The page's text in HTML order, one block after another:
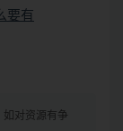
要有
如对资源有争